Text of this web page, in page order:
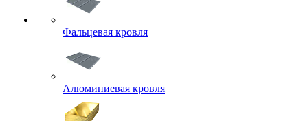
Фальцевая кровля
Алюминиевая кровля